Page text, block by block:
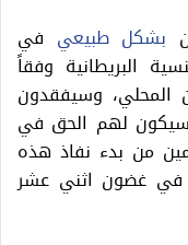
بشكل طبيعي في
1914 على الجنسية البريطانية وفقاً
المحلي، وسيفقدون
سيكون لهم الحق في
من بدء نفاذ هذه
في غضون اثني عشر